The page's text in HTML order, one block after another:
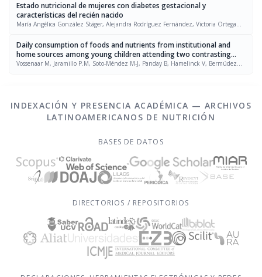
Estado nutricional de mujeres con diabetes gestacional y
características del recién nacido
María Angélica González Stäger, Alejandra Rodríguez Fernández, Victoria Ortega
Daily consumption of foods and nutrients from institutional and
home sources among young children attending two contrasting
day-care centers in Guatemala City
Vossenaar M, Jaramillo P.M, Soto-Méndez M-J, Panday B, Hamelinck V, Bermúdez
INDEXACIÓN Y PRESENCIA ACADÉMICA — ARCHIVOS
LATINOAMERICANOS DE NUTRICIÓN
BASES DE DATOS
DIRECTORIOS / REPOSITORIOS